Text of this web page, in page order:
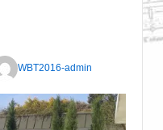
WBT2016-admin